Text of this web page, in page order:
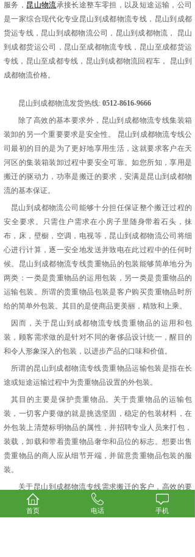
服务， 昆山物流承接长途整车零担，以及短途运输，公司
是一家综合现代化专业昆山到 成都物流专线，昆山到 成都
货运专线，昆山到 成都物流公司，昆山到 成都物流，
昆山
到 成都货运公司，昆山至成都物流专线，昆山至成都货运
专线，昆山至成都专线，昆山到 成都物流回程车，
昆山到
成都物流价格。
昆山到 成都物流发货热线: 0512-8616-9666
除了高效的基本要求外， 昆山到 成都物流专线集装箱
装卸的另一个重要要求是安全性。
昆山到 成都物流专线公
司最初的目的是为了更好地享用生活，这就要求客户在天
河区的集装箱装卸过程中要安全可靠。如您所知，享用是
搬迁的驱动力，功率是搬迁的要求，安满是昆山到 成都物
流的基本保证。
昆山到 成都物流公司能够十分担任保证整个搬迁过程的
安全要求。只需住户需求在小房子里随身带着石头，抹
布，床，壁橱，空调，电视等，昆山到 成都物流公司将细
心进行计算，逐一安全地发送并致电在此过程中的任何时
候。昆山到 成都物流专线贵重物品的包装能够简单地分为
两类：一类是贵重物品的运用包装，另一类是贵重物品的
运输包装。所谓的贵重物品包装是客户购买贵重物品时所
给的简单外包装。其目的是使商品更美丽，精致和上乘。
因而，关于昆山到 成都物流专线贵重物品的运用和包
装，顾客需求做的是针对不同的奢侈品设计统一，醒目的
和令人形象深入的包装，以进步产品的口味和价值。
所谓的昆山到 成都物流专线贵重物品运输包装是指在长
途或短途运输过程中为贵重物品设置的外包装。
其目的主要是保护贵重物品。关于贵重物品的运输包
装，一切客户要做的就是挑选坚固，稳定的包装材料，在
外包装上清楚标明物品的属性，并招聘专业人员来打包，
装载，卸载和带着贵重物品奢华和品位的标志。想要出售
贵重物品的商人应从细节开端，并留意贵重物品包装的服
装。
关于昆山到 成都物流专线需求搬迁的客户，高效的要
求毋庸置疑。受本身作业或运输条件的限制，绝大多数住
户本身不具备高效的条件搬迁，因而能够发生昆山到
首页 电话 手机